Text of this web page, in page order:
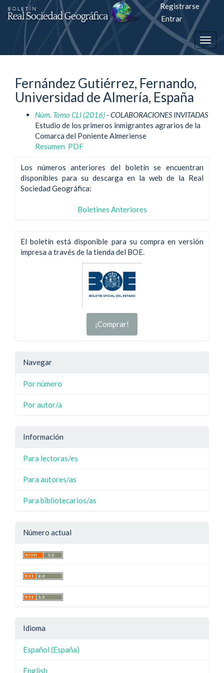
Salto
rápiso
a
página
contenido
Navegación
Contenido
principal
Barra
Registrarse
Entrar
Fernández Gutiérrez, Fernando,
Universidad de Almería, España
Núm. Tomo CLI (2016)- COLABORACIONES INVITADAS
Estudio de los primeros inmigrantes agrarios de la
Comarca del Poniente Almeriense
Resumen PDF
Los números anteriores del boletín se encuentran
disponibles para su descarga en la web de la Real
Sociedad Geográfica:
Boletines Anteriores
El boletín está disponible para su compra en versión
impresa a través de la tienda del BOE.
¡Comprar!
Navegar
Por número
Por autor/a
Información
Para lectoras/es
Para autores/as
Para bibliotecarios/as
Número actual
Idioma
Español (España)
English